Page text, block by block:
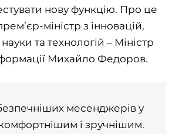
нову функцію. Про це
міністр з інновацій,
та технологій – Міністр
Михайло Федоров.
месенджерів у
комфортнішим і зручнішим.